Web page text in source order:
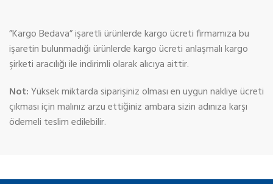
”Kargo Bedava” işaretli ürünlerde kargo ücreti firmamıza bu
işaretin bulunmadığı ürünlerde kargo ücreti anlaşmalı kargo
şirketi aracılığı ile indirimli olarak alıcıya aittir.
Not:Yüksek miktarda siparişiniz olması en uygun nakliye ücreti
çıkması için malınız arzu ettiğiniz ambara sizin adınıza karşı
ödemeli teslim edilebilir.